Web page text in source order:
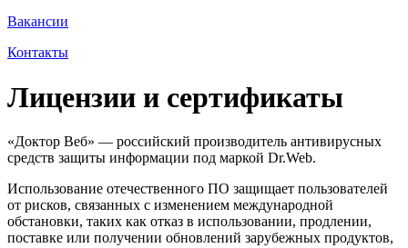
Вакансии
Контакты
Лицензии и сертификаты
«Доктор Веб» — российский производитель антивирусных
средств защиты информации под маркой Dr.Web.
Использование отечественного ПО защищает пользователей
от рисков, связанных с изменением международной
обстановки, таких как отказ в использовании, продлении,
поставке или получении обновлений зарубежных продуктов,